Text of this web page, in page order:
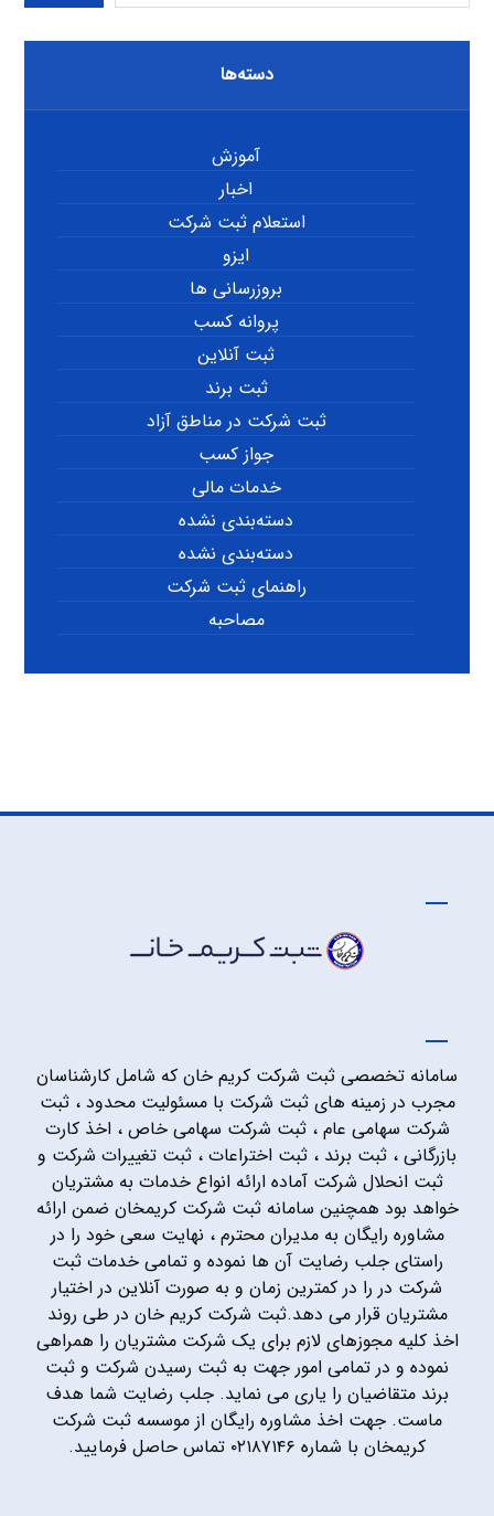
دسته‌ها
آموزش
اخبار
استعلام ثبت شرکت
ایزو
بروزرسانی ها
پروانه کسب
ثبت آنلاین
ثبت برند
ثبت شرکت در مناطق آزاد
جواز کسب
خدمات مالی
دسته‌بندی نشده
دسته‌بندی نشده
راهنمای ثبت شرکت
مصاحبه
سامانه تخصصی ثبت شرکت کریم خان که شامل کارشناسان
مجرب در زمینه های ثبت شرکت با مسئولیت محدود ، ثبت
شرکت سهامی عام ، ثبت شرکت سهامی خاص ، اخذ کارت
بازرگانی ، ثبت برند ، ثبت اختراعات ، ثبت تغییرات شرکت و
ثبت انحلال شرکت آماده ارائه انواع خدمات به مشتریان
خواهد بود همچنین سامانه ثبت شرکت کریمخان ضمن ارائه
مشاوره رایگان به مدیران محترم ، نهایت سعی خود را در
راستای جلب رضایت آن ها نموده و تمامی خدمات ثبت
شرکت در را در کمترین زمان و به صورت آنلاین در اختیار
مشتریان قرار می دهد.ثبت شرکت کریم خان در طی روند
اخذ کلیه مجوزهای لازم برای یک شرکت مشتریان را همراهی
نموده و در تمامی امور جهت به ثبت رسیدن شرکت و ثبت
برند متقاضیان را یاری می نماید. جلب رضایت شما هدف
ماست. جهت اخذ مشاوره رایگان از موسسه ثبت شرکت
کریمخان با شماره ۰۲۱۸۷۱۴۶ تماس حاصل فرمایید.